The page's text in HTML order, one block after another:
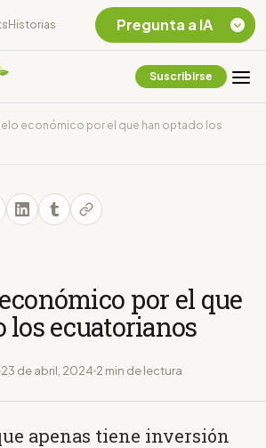
Historias
Suscribirse
económico por el que han optado los
por el que
los ecuatorianos
23 de abril, 2024 2 min de lectura
apenas tiene inversión
Pregunta a IA
Chevron Ecuador